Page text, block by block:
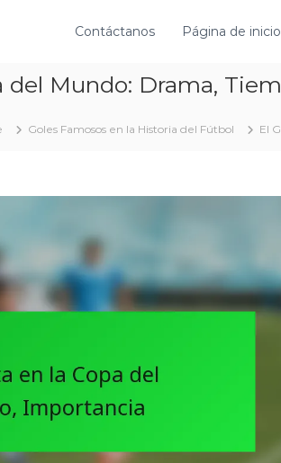
Contáctanos Página de inicio
del Mundo: Drama,
Goles Famosos en la Historia del Fútbol El